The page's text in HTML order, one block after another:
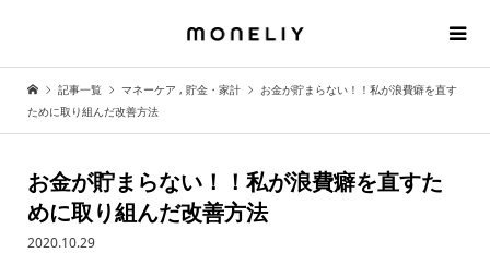
記事一覧 マネーケア , 貯金・家計
お金が貯まらない！！私が浪費癖を直す
ために取り組んだ改善方法
お金が貯まらない！！私が浪費癖を直すた
めに取り組んだ改善方法
2020.10.29